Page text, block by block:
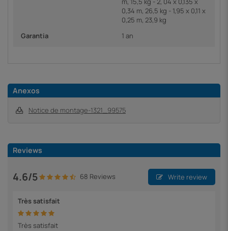
0,34 m, 26,5 kg - 1,95 x 0,11 x
0,25 m, 23,9 kg
Garantia
1 an
Anexos
Notice de montage-1321_99575
Reviews
4.6/5 68 Reviews Write review
Très satisfait
Très satisfait